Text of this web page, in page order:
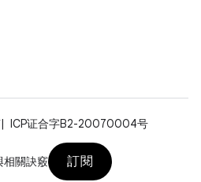
ICP证合字B2-20070004号
相關訣竅
訂閱